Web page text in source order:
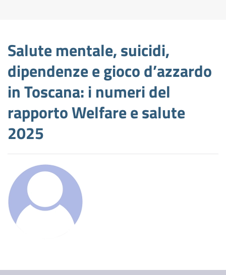
Salute mentale, suicidi,
dipendenze e gioco d’azzardo
in Toscana: i numeri del
rapporto Welfare e salute
2025